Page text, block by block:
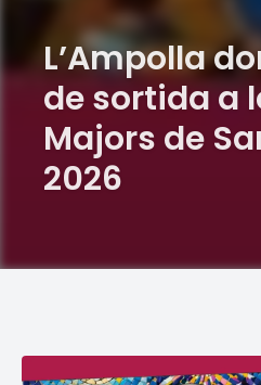
L’Ampolla
de sortida a
Majors de
2026